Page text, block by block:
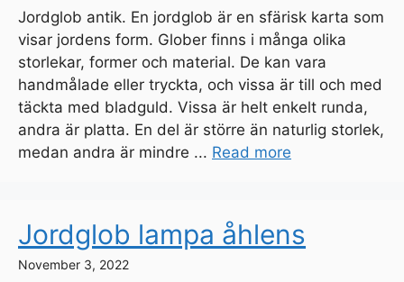
Jordglob antik. En jordglob är en sfärisk karta som
visar jordens form. Glober finns i många olika
storlekar, former och material. De kan vara
handmålade eller tryckta, och vissa är till och med
täckta med bladguld. Vissa är helt enkelt runda,
andra är platta. En del är större än naturlig storlek,
medan andra är mindre ... Read more
Jordglob lampa åhlens
November 3, 2022